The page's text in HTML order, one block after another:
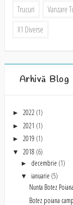
Trucuri
Vanzare
X1 Diverse
Arhivă Blog
► 2022 (1)
► 2021 (1)
► 2019 (1)
▼ 2018 (6)
► decembrie (1)
▼ ianuarie (5)
Nunta Botez
Botez poiana